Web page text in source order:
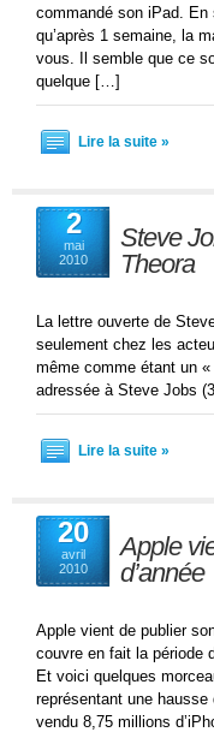
commandé son iPad.
qu’après 1 semaine, la
vous. Il semble que ce
quelque […]
Lire la suite »
2
mai
2010
Steve
Theora
La lettre ouverte de
seulement chez les
même comme étant un
adressée à Steve Jobs
Lire la suite »
20
avril
2010
Apple
d’année
Apple vient de publier
couvre en fait la période
Et voici quelques
représentant une
vendu 8,75 millions